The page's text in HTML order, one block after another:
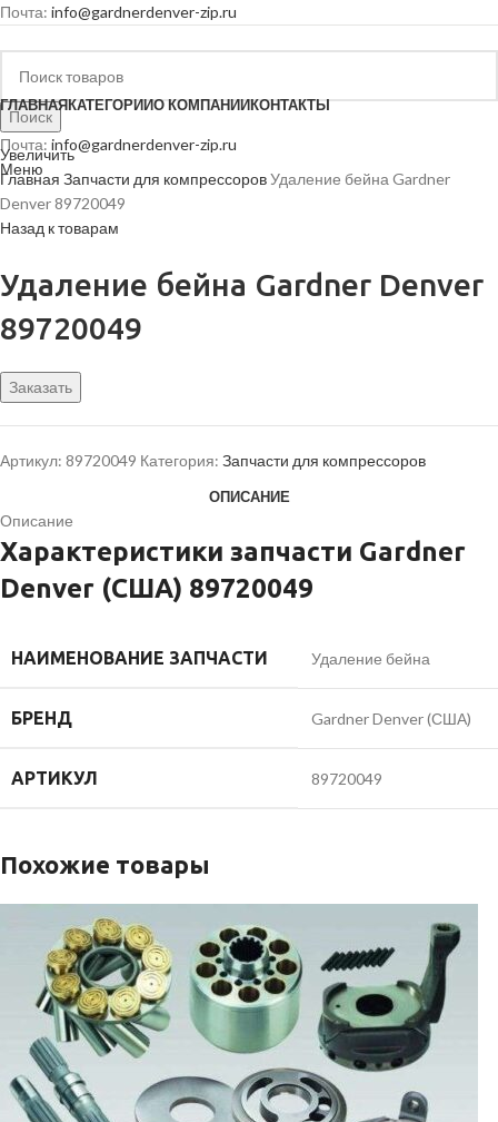
Почта: info@gardnerdenver-zip.ru
Поиск
Почта: info@gardnerdenver-zip.ru
Меню
ГЛАВНАЯКАТЕГОРИИО КОМПАНИИКОНТАКТЫ
Увеличить
Главная Запчасти для компрессоровУдаление бейна Gardner
Denver 89720049
Назад к товарам
Удаление бейна Gardner Denver
89720049
Заказать
Артикул: 89720049 Категория: Запчасти для компрессоров
ОПИСАНИЕ
Описание
Характеристики запчасти Gardner
Denver (США) 89720049
НАИМЕНОВАНИЕ ЗАПЧАСТИ Удаление бейна
БРЕНД Gardner Denver (США)
АРТИКУЛ 89720049
Похожие товары